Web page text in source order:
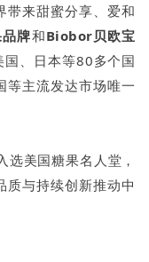
带来甜蜜分享、爱和
牌和Biobor贝欧宝
国、日本等80多个国
等主流发达市场唯一
美国糖果名人堂，
质与持续创新推动中